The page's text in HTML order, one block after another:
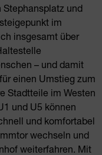
und
im
insgesamt über
– und damit
einen Umstieg zum
Stadtteile im Westen
und U5 können
und komfortabel
wechseln und
weiterfahren. Mit